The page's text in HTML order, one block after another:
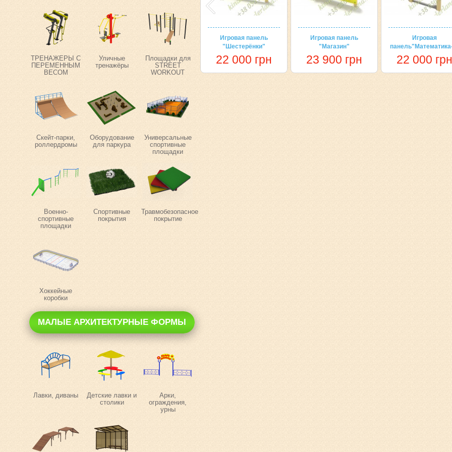
ТРЕНАЖЕРЫ С
ПЕРЕМЕННЫМ
ВЕСОМ
Уличные
тренажёры
Площадки для
STREET
WORKOUT
Скейт-парки,
роллердромы
Оборудование
для паркура
Универсальные
спортивные
площадки
Военно-
спортивные
площадки
Спортивные
покрытия
Травмобезопасное
покрытие
Хоккейные
коробки
МАЛЫЕ АРХИТЕКТУРНЫЕ ФОРМЫ
Лавки, диваны
Детские лавки и
столики
Арки,
ограждения,
урны
Игровая панель
"Шестерёнки"
22 000 грн
Игровая панель
"Магазин"
23 900 грн
Игровая
22 000 грн